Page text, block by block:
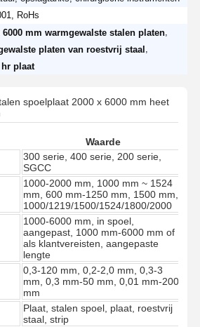
RoHs
6000 mm warmgewalste stalen platen
platen van roestvrij staal
hr plaat
spoelplaat 2000 x 6000 mm heet
Waarde
300 serie, 400 serie, 200 serie,
SGCC
1000-2000 mm, 1000 mm ~ 1524
mm, 600 mm-1250 mm, 1500 mm,
1000/1219/1500/1524/1800/2000
1000-6000 mm, in spoel,
aangepast, 1000 mm-6000 mm of
als klantvereisten, aangepaste
lengte
0,3-120 mm, 0,2-2,0 mm, 0,3-3
mm, 0,3 mm-50 mm, 0,01 mm-200
mm
Plaat, stalen spoel, plaat, roestvrij
staal, strip